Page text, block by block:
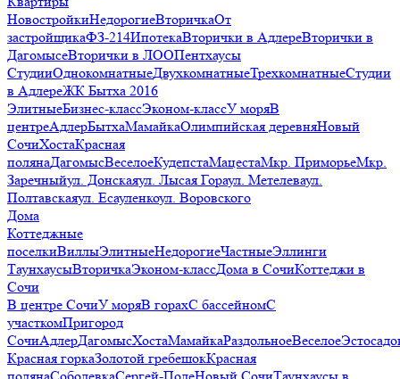
НовостройкиНедорогиеВторичкаОт
застройщикаФЗ-214ИпотекаВторички в АдлереВторички в
ДагомысеВторички в ЛООПентхаусы
СтудииОднокомнатныеДвухкомнатныеТрехкомнатныеСтудии
в АдлереЖК Бытха 2016
ЭлитныеБизнес-классЭконом-классУ моряВ
центреАдлерБытхаМамайкаОлимпийская деревняНовый
СочиХостаКрасная
полянаДагомысВеселоеКудепстаМацестаМкр. ПриморьеМкр.
Заречныйул. Донскаяул. Лысая Гораул. Метелеваул.
Полтавскаяул. Есауленкоул. Воровского
Дома
Коттеджные
поселкиВиллыЭлитныеНедорогиеЧастныеЭллинги
ТаунхаусыВторичкаЭконом-классДома в СочиКоттеджи в
Сочи
В центре СочиУ моряВ горахС бассейномС
участкомПригород
СочиАдлерДагомысХостаМамайкаРаздольноеВеселое
Красная горкаЗолотой гребешокКрасная